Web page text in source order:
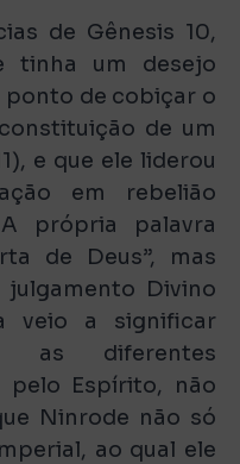
de Gênesis 10,
tinha um desejo
ponto de cobiçar o
de um
e que ele liderou
em rebelião
própria palavra
de Deus”, mas
Divino
veio a significar
as diferentes
pelo Espírito, não
Ninrode não só
ao qual ele